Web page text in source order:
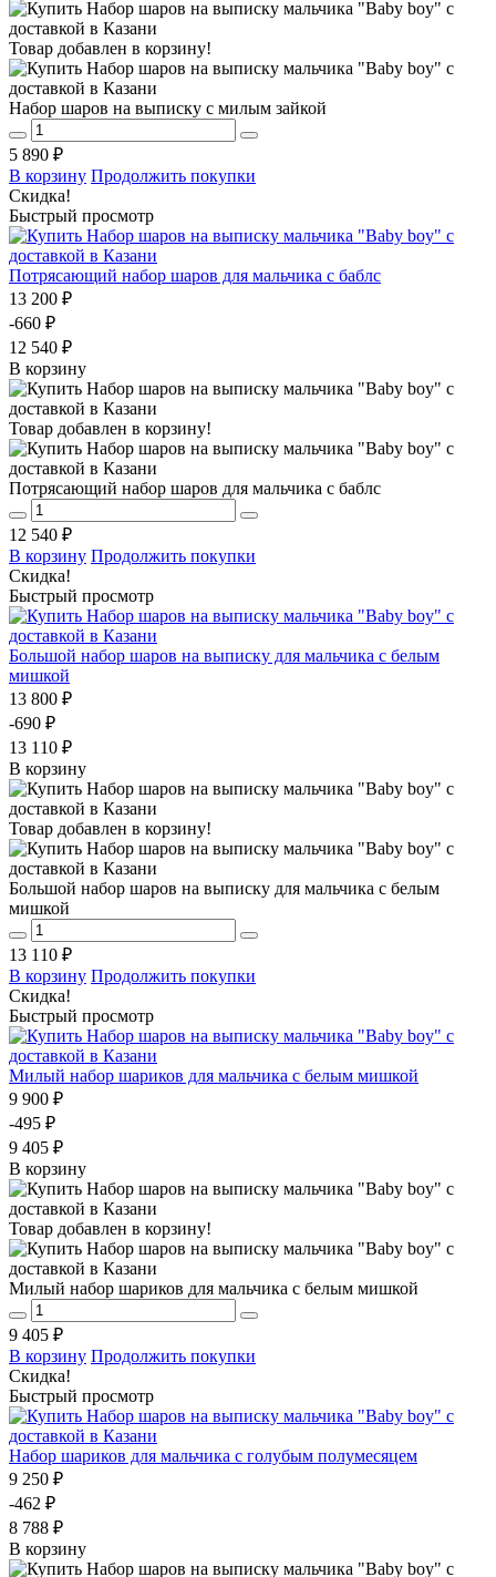
Товар добавлен в корзину!
Набор шаров на выписку с милым зайкой
5 890 ₽
В корзину Продолжить покупки
Скидка!
Быстрый просмотр
Потрясающий набор шаров для мальчика с баблс
13 200 ₽
-660 ₽
12 540 ₽
В корзину
Товар добавлен в корзину!
Потрясающий набор шаров для мальчика с баблс
12 540 ₽
В корзину Продолжить покупки
Скидка!
Быстрый просмотр
Большой набор шаров на выписку для мальчика с белым
мишкой
13 800 ₽
-690 ₽
13 110 ₽
В корзину
Товар добавлен в корзину!
Большой набор шаров на выписку для мальчика с белым
мишкой
13 110 ₽
В корзину Продолжить покупки
Скидка!
Быстрый просмотр
Милый набор шариков для мальчика с белым мишкой
9 900 ₽
-495 ₽
9 405 ₽
В корзину
Товар добавлен в корзину!
Милый набор шариков для мальчика с белым мишкой
9 405 ₽
В корзину Продолжить покупки
Скидка!
Быстрый просмотр
Набор шариков для мальчика с голубым полумесяцем
9 250 ₽
-462 ₽
8 788 ₽
В корзину